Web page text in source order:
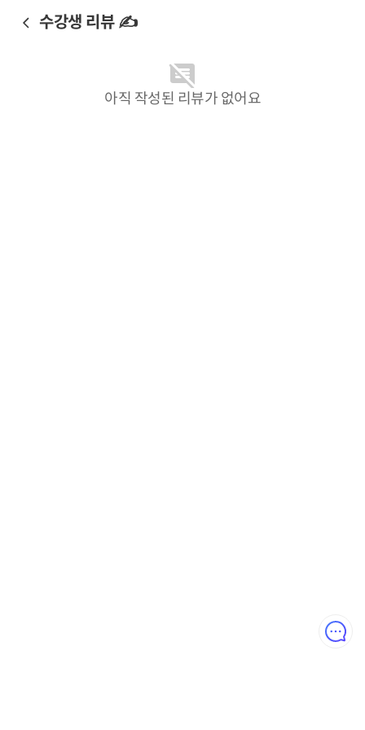
수강생 리뷰 ✍️
아직 작성된 리뷰가 없어요